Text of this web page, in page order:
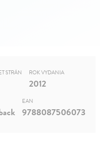
STRÁN ROK VYDANIA
2012
EAN
9788087506073